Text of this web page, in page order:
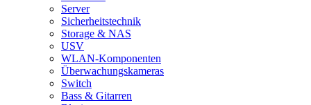
Server
Sicherheitstechnik
Storage & NAS
USV
WLAN-Komponenten
Überwachungskameras
Switch
Bass & Gitarren